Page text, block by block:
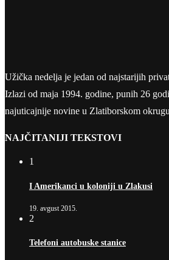
Užička nedelja je jedan od najstarijih
Izlazi od maja 1994. godine, punih 26
najuticajnije novine u Zlatiborskom
NAJČITANIJI TEKSTOVI
1
I Amerikanci u koloniji u Zlakusi
19. avgust 2015.
2
Telefoni autobuske stanice